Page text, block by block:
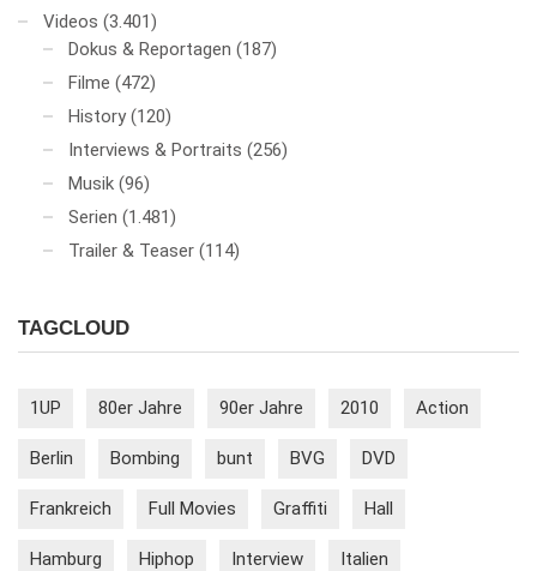
Videos (3.401)
Dokus & Reportagen (187)
Filme (472)
History (120)
Interviews & Portraits (256)
Musik (96)
Serien (1.481)
Trailer & Teaser (114)
TAGCLOUD
1UP 80er Jahre 90er Jahre 2010 Action
Berlin Bombing bunt BVG DVD
Frankreich Full Movies Graffiti Hall
Hamburg Hiphop Interview Italien